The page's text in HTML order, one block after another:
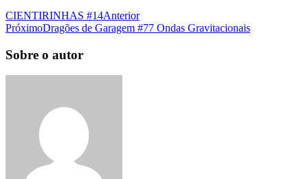
CIENTIRINHAS #14Anterior
PróximoDragões de Garagem #77 Ondas Gravitacionais
Sobre o autor